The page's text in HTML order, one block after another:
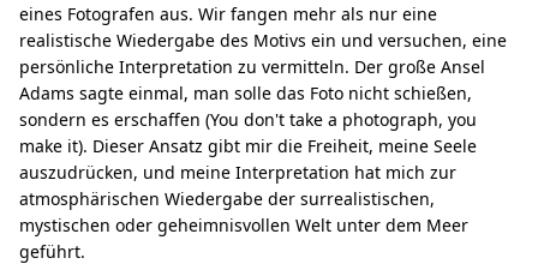
eines Fotografen aus. Wir fangen mehr als nur eine
realistische Wiedergabe des Motivs ein und versuchen, eine
persönliche Interpretation zu vermitteln. Der große Ansel
Adams sagte einmal, man solle das Foto nicht schießen,
sondern es erschaffen (You don't take a photograph, you
make it). Dieser Ansatz gibt mir die Freiheit, meine Seele
auszudrücken, und meine Interpretation hat mich zur
atmosphärischen Wiedergabe der surrealistischen,
mystischen oder geheimnisvollen Welt unter dem Meer
geführt.